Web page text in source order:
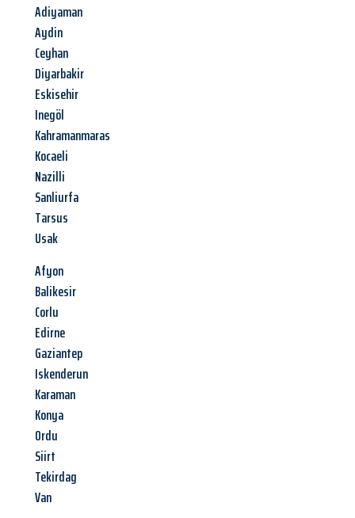
Adiyaman
Aydin
Ceyhan
Diyarbakir
Eskisehir
Inegöl
Kahramanmaras
Kocaeli
Nazilli
Sanliurfa
Tarsus
Usak
Afyon
Balikesir
Corlu
Edirne
Gaziantep
Iskenderun
Karaman
Konya
Ordu
Siirt
Tekirdag
Van